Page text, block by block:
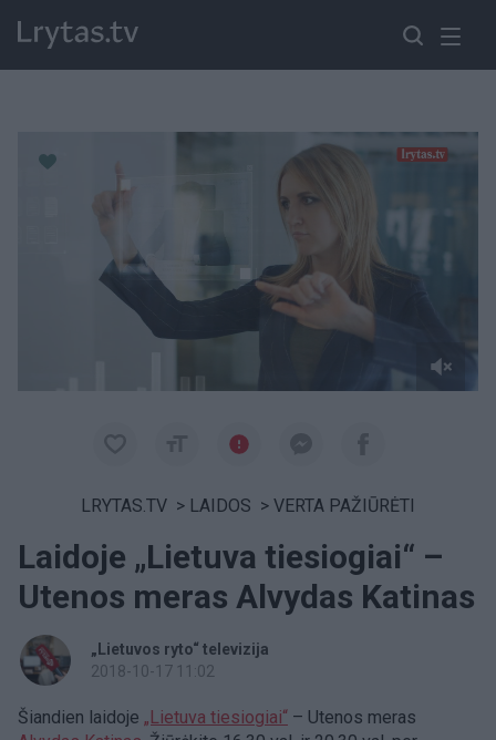
LRYTAS.TV > LAIDOS > VERTA PAŽIŪRĖTI
Laidoje „Lietuva tiesiogiai“ –
Utenos meras Alvydas Katinas
„Lietuvos ryto“ televizija
2018-10-17 11:02
Šiandien laidoje „Lietuva tiesiogiai“ – Utenos meras